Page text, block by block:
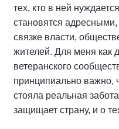
тех, кто в ней
становятся адресными,
связке власти,
жителей. Для меня как
ветеранского
принципиально
стояла реальная
защищает страну, и о